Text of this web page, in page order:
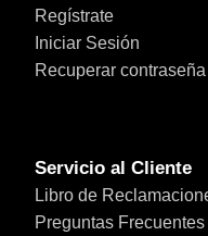
Regístrate
Iniciar Sesión
Recuperar contraseña
Servicio al Cliente
Libro de
Preguntas Frecuentes